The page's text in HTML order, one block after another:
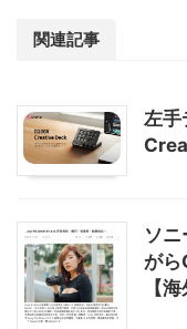
関連記事
左
ソ
がら
【